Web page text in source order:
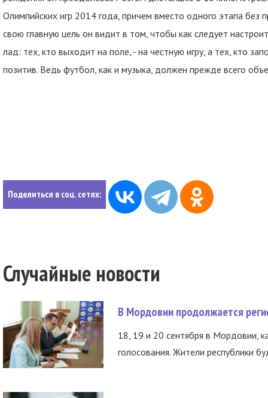
Олимпийских игр 2014 года, причем вместо одного этапа
свою главную цель он видит в том, чтобы как следует
лад: тех, кто выходит на поле, - на честную игру, а тех, кто
позитив. Ведь футбол, как и музыка, должен прежде всего
Поделиться в соц. сетях:
Случайные новости
В Мордовии продолжается
18, 19 и 20 сентября в Мордовии,
голосования. Жители республики